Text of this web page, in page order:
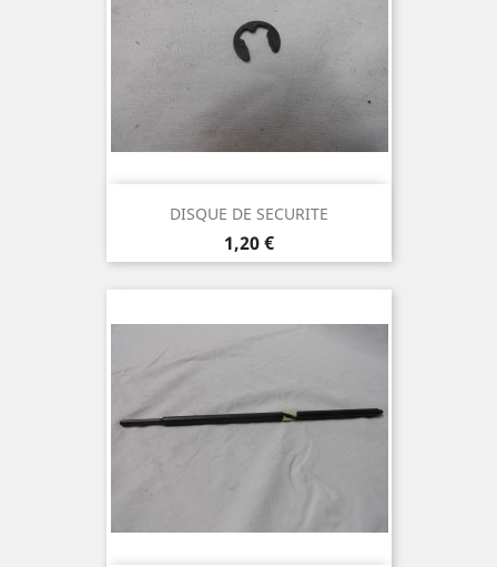
DISQUE DE SECURITE
Prix
1,20 €